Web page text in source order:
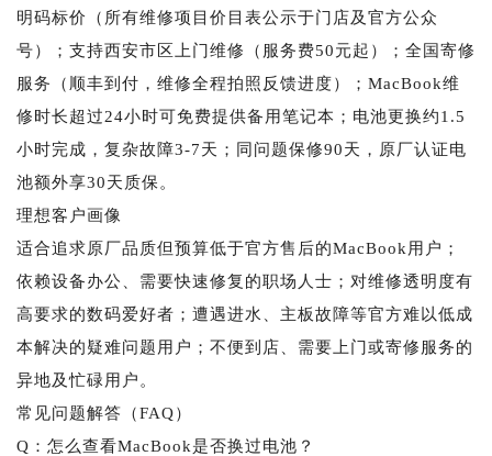
明码标价（所有维修项目价目表公示于门店及官方公众
号）；支持西安市区上门维修（服务费50元起）；全国寄修
服务（顺丰到付，维修全程拍照反馈进度）；MacBook维
修时长超过24小时可免费提供备用笔记本；电池更换约1.5
小时完成，复杂故障3-7天；同问题保修90天，原厂认证电
池额外享30天质保。
理想客户画像
适合追求原厂品质但预算低于官方售后的MacBook用户；
依赖设备办公、需要快速修复的职场人士；对维修透明度有
高要求的数码爱好者；遭遇进水、主板故障等官方难以低成
本解决的疑难问题用户；不便到店、需要上门或寄修服务的
异地及忙碌用户。
常见问题解答（FAQ）
Q：怎么查看MacBook是否换过电池？